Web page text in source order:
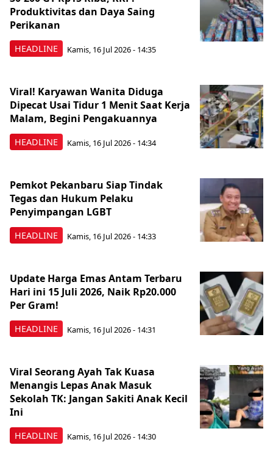
HEADLINE
Produktivitas dan Daya Saing
Perikanan
Kamis, 16 Jul 2026 - 14:35
HEADLINE
Viral! Karyawan Wanita Diduga
Dipecat Usai Tidur 1 Menit Saat Kerja
Malam, Begini Pengakuannya
Kamis, 16 Jul 2026 - 14:34
HEADLINE
Pemkot Pekanbaru Siap Tindak
Tegas dan Hukum Pelaku
Penyimpangan LGBT
Kamis, 16 Jul 2026 - 14:33
HEADLINE
Update Harga Emas Antam Terbaru
Hari ini 15 Juli 2026, Naik Rp20.000
Per Gram!
Kamis, 16 Jul 2026 - 14:31
HEADLINE
Viral Seorang Ayah Tak Kuasa
Menangis Lepas Anak Masuk
Sekolah TK: Jangan Sakiti Anak Kecil
Ini
Kamis, 16 Jul 2026 - 14:30